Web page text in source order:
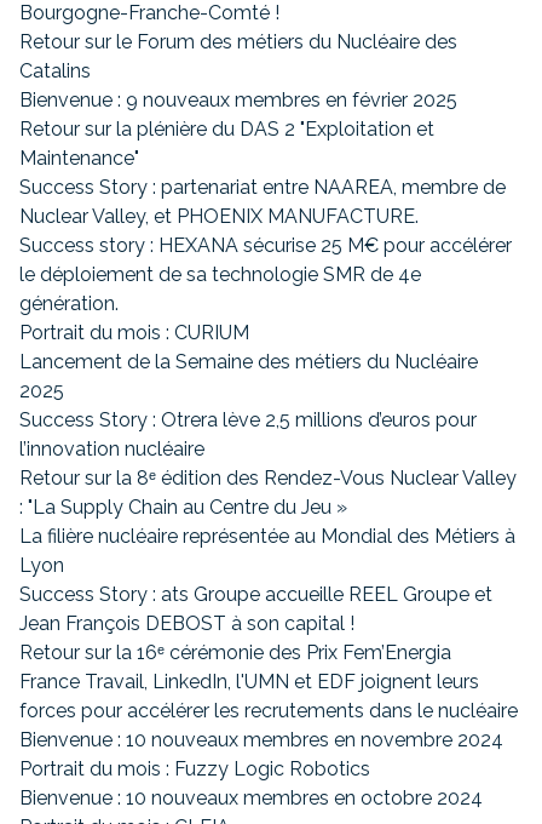
Bourgogne-Franche-Comté !
Retour sur le Forum des métiers du Nucléaire des
Catalins
Bienvenue : 9 nouveaux membres en février 2025
Retour sur la plénière du DAS 2 "Exploitation et
Maintenance"
Success Story : partenariat entre NAAREA, membre de
Nuclear Valley, et PHOENIX MANUFACTURE.
Success story : HEXANA sécurise 25 M€ pour accélérer
le déploiement de sa technologie SMR de 4e
génération.
Portrait du mois : CURIUM
Lancement de la Semaine des métiers du Nucléaire
2025
Success Story : Otrera lève 2,5 millions d’euros pour
l’innovation nucléaire
Retour sur la 8ᵉ édition des Rendez-Vous Nuclear Valley
: "La Supply Chain au Centre du Jeu »
La filière nucléaire représentée au Mondial des Métiers à
Lyon
Success Story : ats Groupe accueille REEL Groupe et
Jean François DEBOST à son capital !
Retour sur la 16ᵉ cérémonie des Prix Fem’Energia
France Travail, LinkedIn, l'UMN et EDF joignent leurs
forces pour accélérer les recrutements dans le nucléaire
Bienvenue : 10 nouveaux membres en novembre 2024
Portrait du mois : Fuzzy Logic Robotics
Bienvenue : 10 nouveaux membres en octobre 2024